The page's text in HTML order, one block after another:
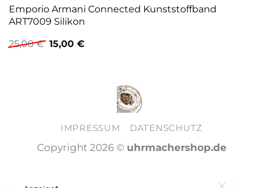
Emporio Armani Connected Kunststoffband
ART7009 Silikon
25,00€ Ursprünglicher
Preis
15,00 €Aktueller
IMPRESSUM DATENSCHUTZ
Copyright 2026 © uhrmachershop.de